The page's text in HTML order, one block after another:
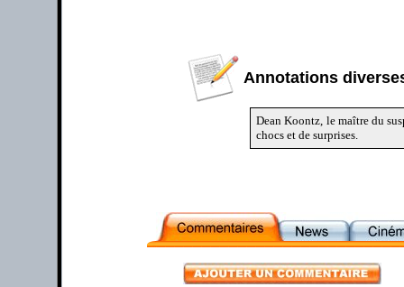
Annotations
Dean Koontz, le maître du
chocs et de surprises.